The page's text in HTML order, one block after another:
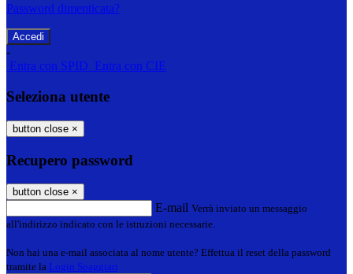
Password dimenticata?
-
Entra con SPID Entra con CIE
Seleziona utente
button close ×
Recupero password
button close ×
E-mail Verrà inviato un messaggio
all'indirizzo indicato con le istruzioni necessarie.
Non hai una e-mail associata al nome utente? Effettua il reset della password
tramite la Login Spaggiari